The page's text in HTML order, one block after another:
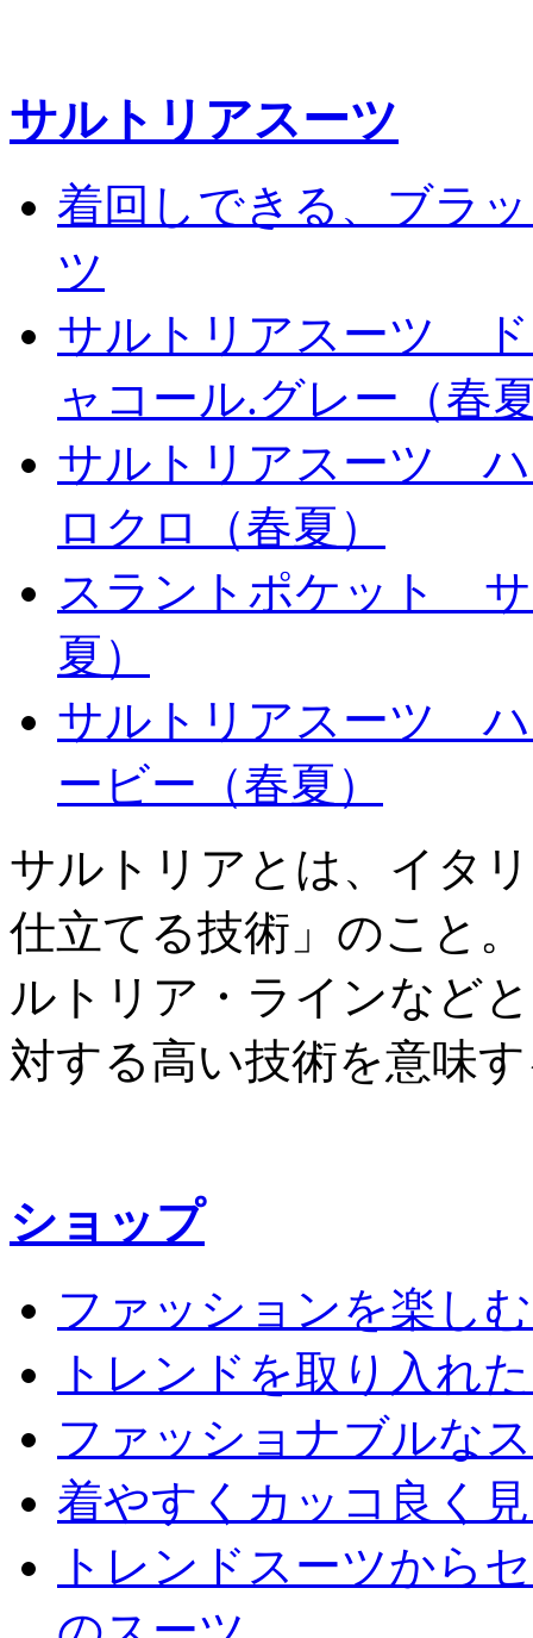
サルトリアスーツ
着回しできる、ブラ
ツ
サルトリアスーツ
ャコール.グレー（春
サルトリアスーツ
ロクロ（春夏）
スラントポケット
夏）
サルトリアスーツ
ービー（春夏）
サルトリアとは、イタ
仕立てる技術」のこと
ルトリア・ラインなど
対する高い技術を意味
ショップ
ファッションを楽し
トレンドを取り入れ
ファッショナブルな
着やすくカッコ良く
トレンドスーツから